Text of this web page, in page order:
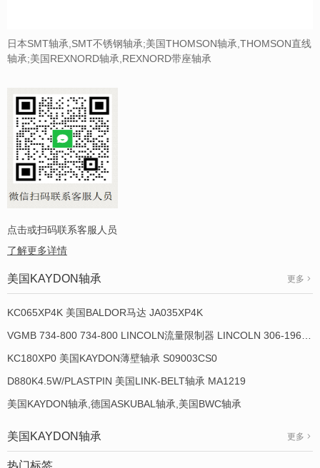
日本SMT轴承,SMT不锈钢轴承;美国THOMSON轴承,THOMSON直线
轴承;美国REXNORD轴承,REXNORD带座轴承
点击或扫码联系客服人员
了解更多详情
美国KAYDON轴承 更多
KC065XP4K 美国BALDOR马达 JA035XP4K
KC180XP0 美国KAYDON薄壁轴承 S09003CS0
D880K4.5W/PLASTPIN 美国LINK-BELT轴承 MA1219
美国KAYDON轴承,德国ASKUBAL轴承,美国BWC轴承
美国KAYDON轴承 更多
热门标签